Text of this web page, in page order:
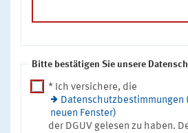
Bitte bestätigen Sie unsere
* Ich versichere, die
Datenschutzbestimmungen
neuen Fenster)
der DGUV gelesen zu haben.